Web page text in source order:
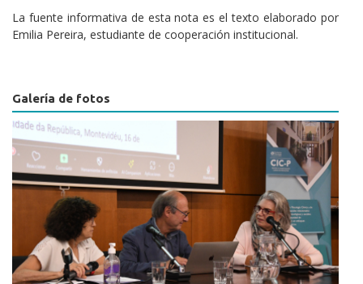
La fuente informativa de esta nota es el texto elaborado por
Emilia Pereira, estudiante de cooperación institucional.
Galería de fotos